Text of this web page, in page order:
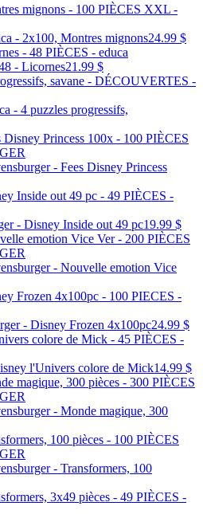
- 2x100, Montres mignons24.99 $
- Licornes21.99 $
- 4 puzzles progressifs,
- Fees Disney Princess
- Disney Inside out 49 pc19.99 $
- Nouvelle emotion Vice
- Disney Frozen 4x100pc24.99 $
l'Univers colore de Mick14.99 $
- Monde magique, 300
- Transformers, 100